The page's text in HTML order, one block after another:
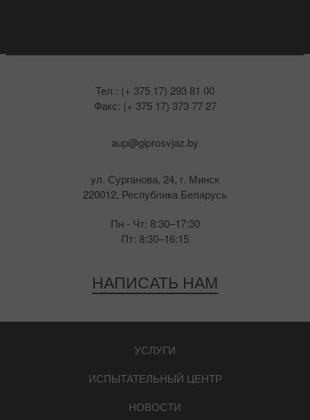
Тел.: (+ 375 17) 293 81 00
Факс: (+ 375 17) 373 77 27
aup@giprosvjaz.by
НАПИСАТЬ НАМ
ул. Сурганова, 24, г. Минск
220012, Республика Беларусь
Пн - Чт: 8:30–17:30
Пт: 8:30–16:15
УСЛУГИ
ИСПЫТАТЕЛЬНЫЙ ЦЕНТР
НОВОСТИ